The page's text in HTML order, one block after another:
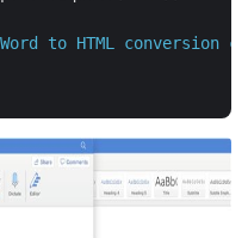
to HTML conversion